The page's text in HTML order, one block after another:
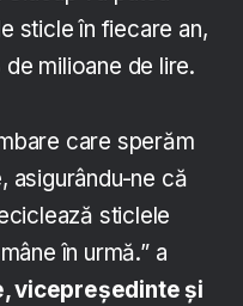
sticle în fiecare an,
milioane de lire.
care sperăm
asigurându-ne că
sticlele
în urmă.” a
vicepreședinte și